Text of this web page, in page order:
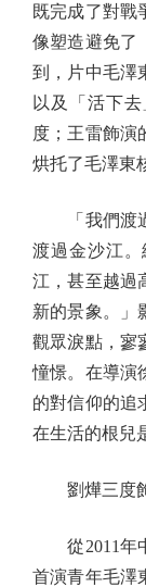
既完成了對戰
像塑造避免了
到，片中毛澤
以及「活下
度；王雷飾演
烘托了毛澤東
「我們渡過
渡過金沙江
江，甚至越過
新的景象。」
觀眾淚點，寥
憧憬。在導演
的對信仰的追
在生活的根兒
劉燁三度
從2011年中
首演青年毛澤